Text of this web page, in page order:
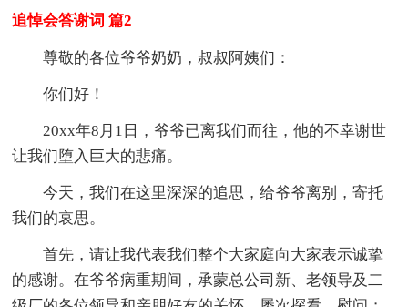
追悼会答谢词 篇2
尊敬的各位爷爷奶奶，叔叔阿姨们：
你们好！
20xx年8月1日，爷爷已离我们而往，他的不幸谢世
让我们堕入巨大的悲痛。
今天，我们在这里深深的追思，给爷爷离别，寄托
我们的哀思。
首先，请让我代表我们整个大家庭向大家表示诚挚
的感谢。在爷爷病重期间，承蒙总公司新、老领导及二